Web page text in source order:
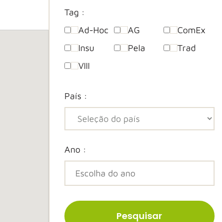
Tag :
Ad-Hoc
AG
ComEx
Insu
Pela
Trad
VIII
País :
Ano :
Pesquisar